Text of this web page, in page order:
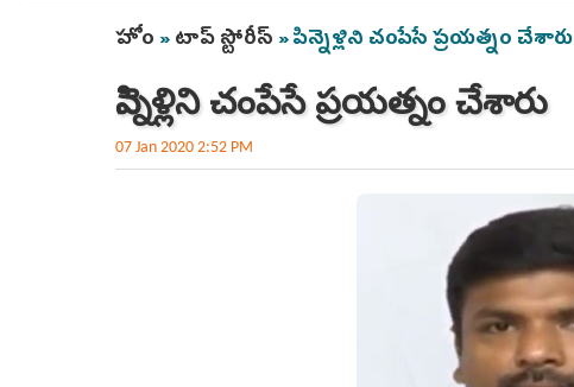
You are here
హోం »టాప్ స్టోరీస్ » పిన్నెళ్లిని చంపేసే ప్రయత్నం చేశారు
పిన్నెళ్లిని చంపేసే ప్రయత్నం చేశారు
07 Jan 2020 2:52 PM